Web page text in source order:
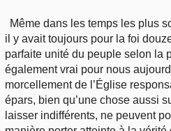
Même dans les temps les plus
il y avait toujours pour la foi
parfaite unité du peuple selon la
également vrai pour nous
morcellement de l’Église
épars, bien qu’une chose aussi
laisser indifférents, ne peuvent